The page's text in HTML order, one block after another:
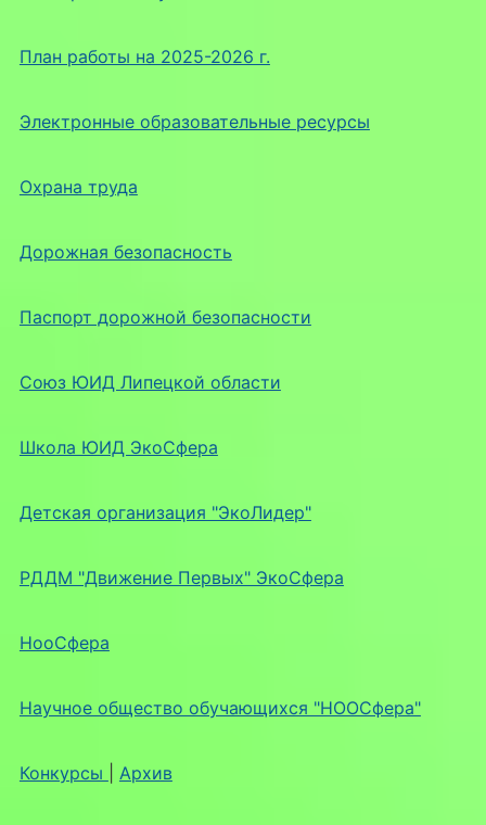
План работы на 2025-2026 г.
Электронные образовательные ресурсы
Охрана труда
Дорожная безопасность
Паспорт дорожной безопасности
Союз ЮИД Липецкой области
Школа ЮИД ЭкоСфера
Детская организация "ЭкоЛидер"
РДДМ "Движение Первых" ЭкоСфера
НооСфера
Научное общество обучающихся "НООСфера"
Конкурсы Архив